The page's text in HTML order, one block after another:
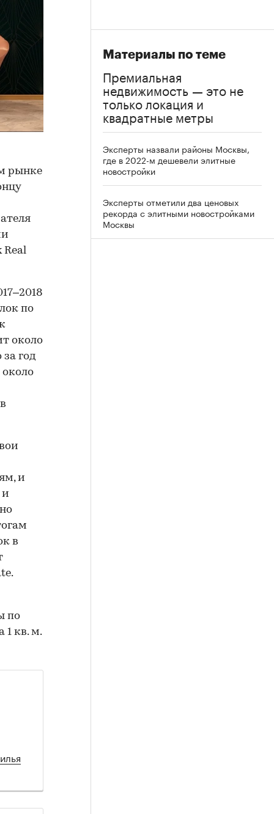
рынке
по
около
за год
и
и
в
по
1 кв. м.
Материалы по теме
Премиальная
недвижимость — это не
только локация и
квадратные метры
Эксперты назвали районы Москвы,
где в 2022-м дешевели элитные
новостройки
Эксперты отметили два ценовых
рекорда с элитными новостройками
Москвы